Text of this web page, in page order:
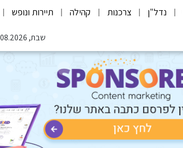
נדל"ן צרכנות קהילה תיירות ונופש
שבת, 08.08.2026